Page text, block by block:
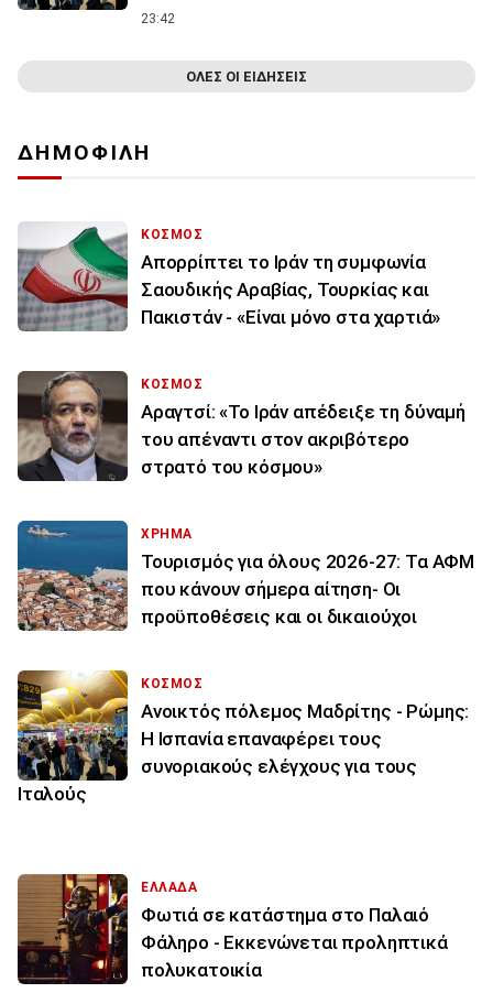
23:42
ΟΛΕΣ ΟΙ ΕΙΔΗΣΕΙΣ
ΔΗΜΟΦΙΛΗ
ΚΟΣΜΟΣ
Απορρίπτει το Ιράν τη συμφωνία
Σαουδικής Αραβίας, Τουρκίας και
Πακιστάν - «Είναι μόνο στα χαρτιά»
ΚΟΣΜΟΣ
Αραγτσί: «Το Ιράν απέδειξε τη δύναμή
του απέναντι στον ακριβότερο
στρατό του κόσμου»
ΧΡΗΜΑ
Τουρισμός για όλους 2026-27: Τα ΑΦΜ
που κάνουν σήμερα αίτηση- Οι
προϋποθέσεις και οι δικαιούχοι
ΚΟΣΜΟΣ
Ανοικτός πόλεμος Μαδρίτης - Ρώμης:
Η Ισπανία επαναφέρει τους
συνοριακούς ελέγχους για τους
Ιταλούς
ΕΛΛΑΔΑ
Φωτιά σε κατάστημα στο Παλαιό
Φάληρο - Εκκενώνεται προληπτικά
πολυκατοικία